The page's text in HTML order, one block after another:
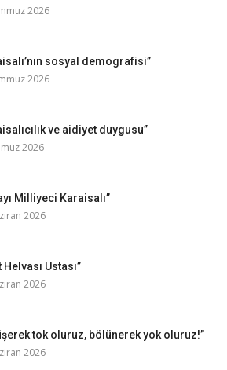
2026
sosyal demografisi”
2026
ve aidiyet duygusu”
2026
Milliyeci Karaisalı”
2026
Helvası Ustası”
2026
tok oluruz, bölünerek yok oluruz!”
2026